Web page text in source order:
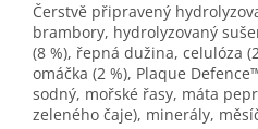
Čerstvě připravený
brambory, hydrolyzovaný
(8 %), řepná dužina, celulóza
omáčka (2 %), Plaque
sodný, mořské řasy, máta
zeleného čaje), minerály,